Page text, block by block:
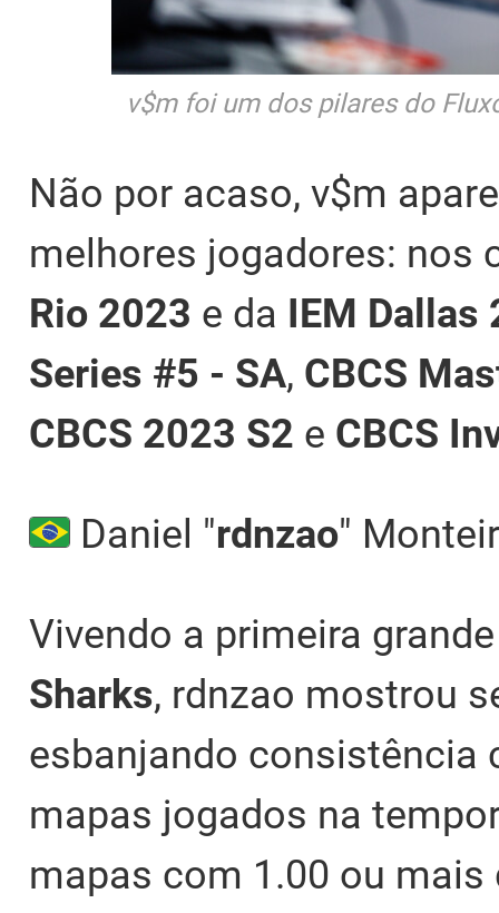
v$m foi um dos pilares do
Não por acaso, v$m
melhores jogadores:
Rio 2023 e da IEM Dallas
Series #5 - SA, CBCS
CBCS 2023 S2 e CBCS
Daniel "rdnzao"
Vivendo a primeira
Sharks, rdnzao mostrou
esbanjando consistência
mapas jogados na
mapas com 1.00 ou mais